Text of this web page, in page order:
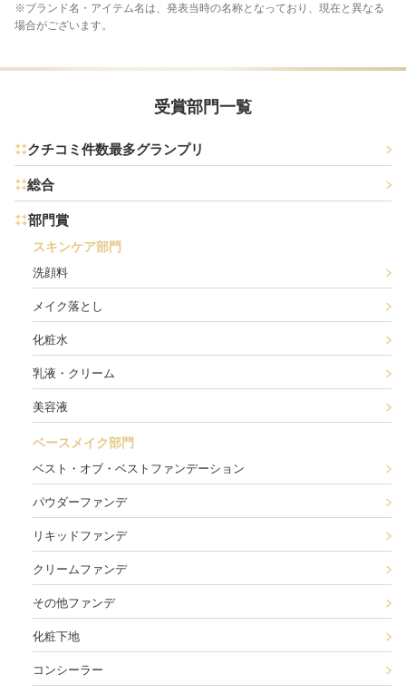
※ブランド名・アイテム名は、発表当時の名称となっており、現在と異なる
場合がございます。
受賞部門一覧
クチコミ件数最多グランプリ
総合
部門賞
スキンケア部門
洗顔料
メイク落とし
化粧水
乳液・クリーム
美容液
ベースメイク部門
ベスト・オブ・ベストファンデーション
パウダーファンデ
リキッドファンデ
クリームファンデ
その他ファンデ
化粧下地
コンシーラー